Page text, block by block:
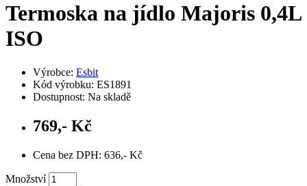
Termoska na jídlo Majoris 0,4L
ISO
Výrobce: Esbit
Kód výrobku: ES1891
Dostupnost: Na skladě
769,- Kč
Cena bez DPH: 636,- Kč
Množství